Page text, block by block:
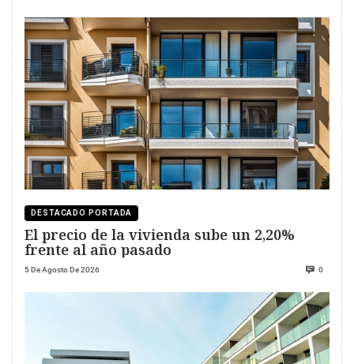
DESTACADO PORTADA
El precio de la vivienda sube un 2,20%
frente al año pasado
5 De Agosto De 2026 0